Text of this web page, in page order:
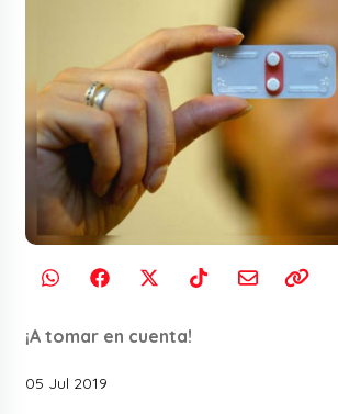
¡A tomar en cuenta!
05 Jul 2019